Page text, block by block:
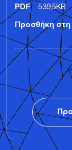
PDF 539,5KB
Προσθήκη